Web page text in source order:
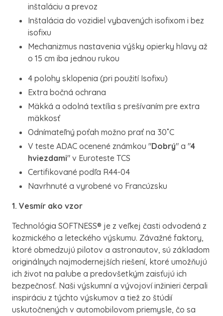
inštaláciu a prevoz
Inštalácia do vozidiel vybavených isofixom i bez
isofixu
Mechanizmus nastavenia výšky opierky hlavy až
o 15 cm iba jednou rukou
4 polohy sklopenia (pri použití Isofixu)
Extra bočná ochrana
Mäkká a odolná textília s prešívaním pre extra
mäkkosť
Odnímateľný poťah možno prať na 30˚C
V teste ADAC ocenené známkou "Dobrý" a "4
hviezdami" v Euroteste TCS
Certifikované podľa R44-04
Navrhnuté a vyrobené vo Francúzsku
1. Vesmír ako vzor
Technológia SOFTNESS® je z veľkej časti odvodená z
kozmického a leteckého výskumu. Závažné faktory,
ktoré obmedzujú pilotov a astronautov, sú základom
originálnych najmodernejších riešení, ktoré umožňujú
ich život na palube a predovšetkým zaisťujú ich
bezpečnosť. Naši výskumní a vývojoví inžinieri čerpali
inspiráciu z týchto výskumov a tiež zo štúdií
uskutočnených v automobilovom priemysle, čo sa